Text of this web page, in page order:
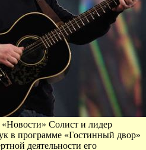
Солист и лидер
программе «Гостинный двор»
деятельности его